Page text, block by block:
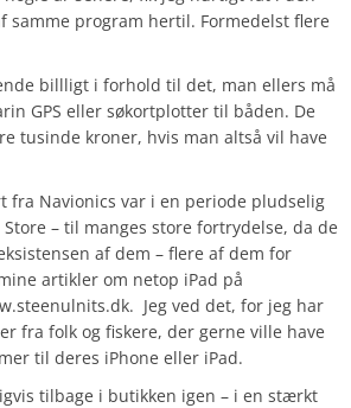
samme program hertil. Formedelst flere
billligt i forhold til det, man ellers må
GPS eller søkortplotter til båden. De
tusinde kroner, hvis man altså vil have
fra Navionics var i en periode pludselig
Store – til manges store fortrydelse, da de
af dem – flere af dem for
artikler om netop iPad på
Jeg ved det, for jeg har
fra folk og fiskere, der gerne ville have
til deres iPhone eller iPad.
tilbage i butikken igen – i en stærkt